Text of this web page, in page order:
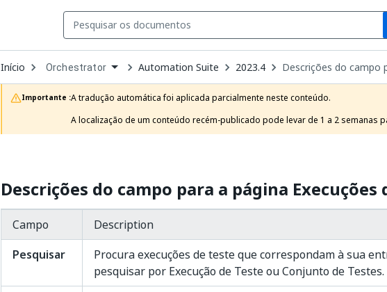
Início Open
Dropdown
to
choose
product
Orchestrator Automation Suite 2023.4 Descrições do campo
Importante :A tradução automática foi aplicada parcialmente neste conteúdo.
A localização de um conteúdo recém-publicado pode levar de 1 a 2 semanas
Descrições do campo para a página Execuções
Campo
Description
Pesquisar
Procura execuções de teste que correspondam à sua
pesquisar por Execução de Teste ou Conjunto de Testes.